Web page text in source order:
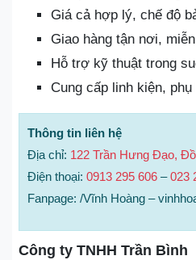
Giá cả hợp lý, chế độ
Giao hàng tận nơi,
Hỗ trợ kỹ thuật trong
Cung cấp linh kiện,
Thông tin liên hệ
Địa chỉ: 122 Trần Hưng Đạo,
Điện thoại: 0913 295 606 –023
Fanpage: /Vĩnh Hoàng –
Công ty TNHH Trần Bình